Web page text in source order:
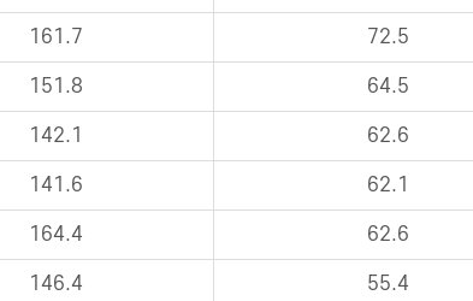
161.7 72.5
151.8 64.5
142.1 62.6
141.6 62.1
164.4 62.6
146.4 55.4